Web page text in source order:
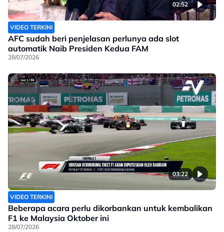
02:52
VIDEO TERKINI
AFC sudah beri penjelasan perlunya ada slot
automatik Naib Presiden Kedua FAM
28/07/2026
03:22
VIDEO TERKINI
Beberapa acara perlu dikorbankan untuk kembalikan
F1 ke Malaysia Oktober ini
28/07/2026